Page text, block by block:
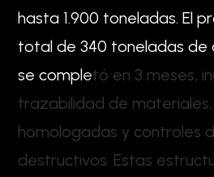
hasta 1.900 toneladas. El pr
total de 340 toneladas de
se completó en 3 meses, in
trazabilidad de materiales,
homologadas y controles d
destructivos. Estas estruct